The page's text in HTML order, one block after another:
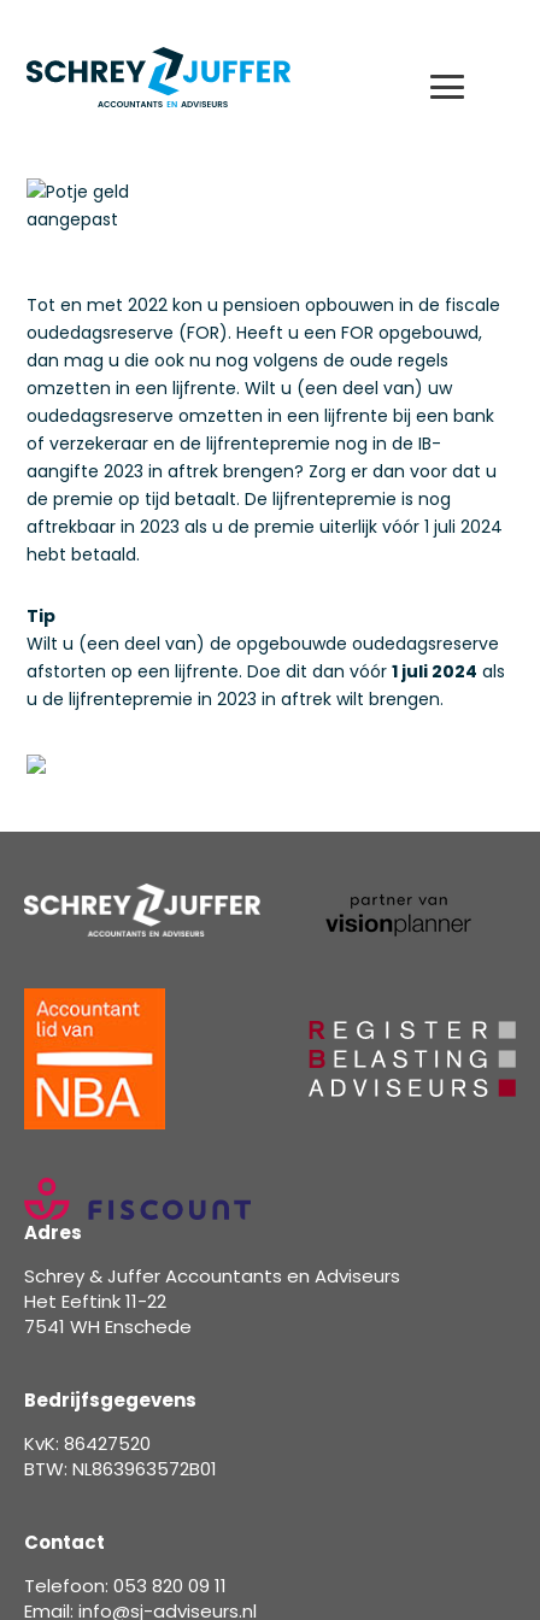
Tot en met 2022 kon u pensioen opbouwen in de fiscale
oudedagsreserve (FOR). Heeft u een FOR opgebouwd,
dan mag u die ook nu nog volgens de oude regels
omzetten in een lijfrente. Wilt u (een deel van) uw
oudedagsreserve omzetten in een lijfrente bij een bank
of verzekeraar en de lijfrentepremie nog in de IB-
aangifte 2023 in aftrek brengen? Zorg er dan voor dat u
de premie op tijd betaalt. De lijfrentepremie is nog
aftrekbaar in 2023 als u de premie uiterlijk vóór 1 juli 2024
hebt betaald.
Tip
Wilt u (een deel van) de opgebouwde oudedagsreserve
afstorten op een lijfrente. Doe dit dan vóór1 juli 2024 als
u de lijfrentepremie in 2023 in aftrek wilt brengen.
Adres
Schrey & Juffer Accountants en Adviseurs
Het Eeftink 11-22
7541 WH Enschede
Bedrijfsgegevens
KvK: 86427520
BTW: NL863963572B01
Contact
Telefoon: 053 820 09 11
Email: info@sj-adviseurs.nl